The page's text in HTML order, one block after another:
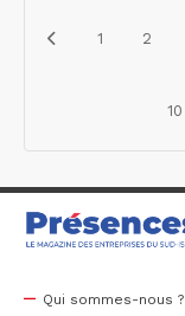
1 2
10
Qui sommes-nous ?